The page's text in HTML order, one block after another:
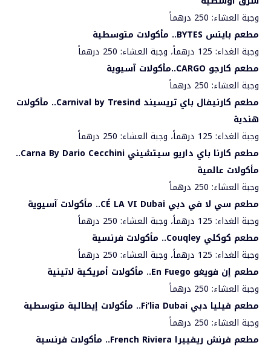
وجبة العشاء: 250 درهماً
مطعم بايتس BYTES.. مأكولات متوسطية
وجبة الغداء: 125 درهماً، وجبة العشاء: 250 درهماً
مطعم كارجو CARGO..مأكولات آسيوية
وجبة العشاء: 250 درهماً
مطعم كارنيفال باي تريسيند Carnival by Tresind.. مأكولات
هندية
وجبة الغداء: 125 درهماً، وجبة العشاء: 250 درهماً
مطعم كارنا باي داريو سيتشيني Carna By Dario Cecchini
..
مأكولات عالمية
وجبة العشاء: 250 درهماً
مطعم سي لا في دبي CÉ LA VI Dubai.. مأكولات آسيوية
وجبة الغداء: 125 درهماً، وجبة العشاء: 250 درهماً
مطعم كوكلي Couqley.. مأكولات فرنسية
وجبة الغداء: 125 درهماً، وجبة العشاء: 250 درهماً
مطعم إن فويغو En Fuego.. مأكولات أمريكية لاتينية
وجبة العشاء: 250 درهماً
مطعم فيليا دبي Fi’lia Dubai.. مأكولات إيطالية متوسطية
وجبة العشاء: 250 درهماً
مطعم فرنش ريفييرا French Riviera.. مأكولات فرنسية